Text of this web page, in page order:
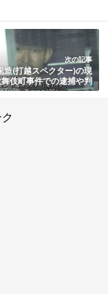
次の記事
造(打越スペクター)の現
伎町事件での逮捕や判
決・その後まとめ